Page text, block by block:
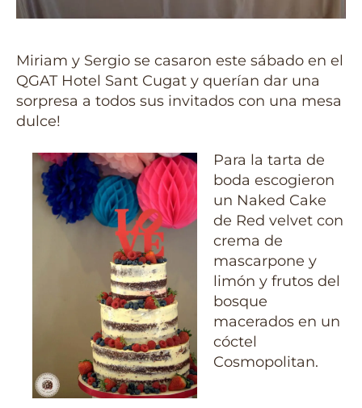
Miriam y Sergio se casaron este sábado en el
QGAT Hotel Sant Cugat y querían dar una
sorpresa a todos sus invitados con una mesa
dulce!
Para la tarta de
boda escogieron
un Naked Cake
de Red velvet con
crema de
mascarpone y
limón y frutos del
bosque
macerados en un
cóctel
Cosmopolitan.